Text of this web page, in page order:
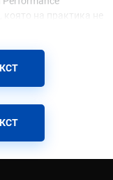
на практика не
верига